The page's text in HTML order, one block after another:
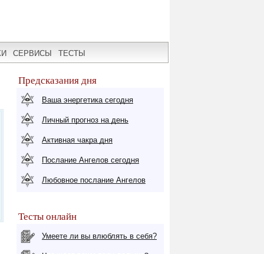
СЕРВИСЫ ТЕСТЫ
Предсказания дня
Ваша энергетика сегодня
Личный прогноз на день
Активная чакра дня
Послание Ангелов сегодня
Любовное послание Ангелов
Тесты онлайн
Умеете ли вы влюблять в себя?